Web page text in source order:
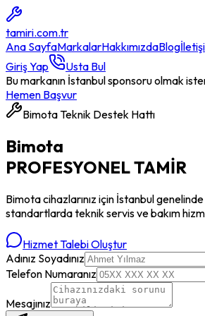
tamiri.com.tr
Ana SayfaMarkalarHakkımızdaBlog
Giriş Yap
Usta Bul
Bu markanın İstanbul sponsoru olmak
Hemen Başvur
BimotaTeknik Destek Hattı
Bimota
PROFESYONELTAMİR
Bimotacihazlarınız için İstanbul
standartlarda teknik servis ve bakım
Hizmet Talebi Oluştur
Adınız Soyadınız
Telefon Numaranız
Mesajınız